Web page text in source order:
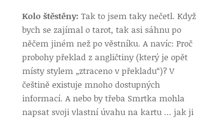
Kolo štěstěny: Tak to jsem taky nečetl. Když
bych se zajímal o tarot, tak asi sáhnu po
něčem jiném než po věstníku. A navíc: Proč
probohy překlad z angličtiny (který je opět
místy stylem „ztraceno v překladu“)? V
češtině existuje mnoho dostupných
informací. A nebo by třeba Smrtka mohla
napsat svoji vlastní úvahu na kartu … jak ji